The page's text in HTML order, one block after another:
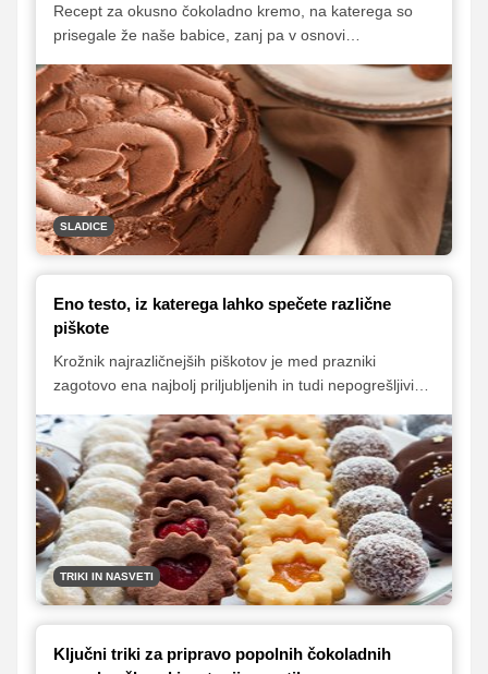
Recept za okusno čokoladno kremo, na katerega so
prisegale že naše babice, zanj pa v osnovi
SLADICE
Eno testo, iz katerega lahko spečete različne
piškote
Krožnik najrazličnejših piškotov je med prazniki
zagotovo ena najbolj priljubljenih in tudi nepogrešljivih
pripravimo osnovno testo, ki ga potem razdelimo na
posamezne dele, v katere dodamo poljubne dodatke,
kot so mleti oreški in kakav. Tako dobimo več različnih
vrst testa, iz katerih lahko pripravimo najrazličnejše
piškote – od linških rožic in išlerjev, do lešnikovih
rogljičkov ter krhkih maslenih piškotov, ki se kar stopijo
v ustih.
TRIKI IN NASVETI
Ključni triki za pripravo popolnih čokoladnih